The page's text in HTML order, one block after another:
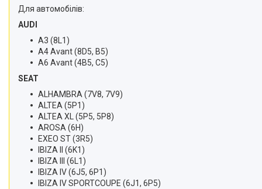
Для автомобілів:
AUDI
A3 (8L1)
A4 Avant (8D5, B5)
A6 Avant (4B5, C5)
SEAT
ALHAMBRA (7V8, 7V9)
ALTEA (5P1)
ALTEA XL (5P5, 5P8)
AROSA (6H)
EXEO ST (3R5)
IBIZA II (6K1)
IBIZA III (6L1)
IBIZA IV (6J5, 6P1)
IBIZA IV SPORTCOUPE (6J1, 6P5)